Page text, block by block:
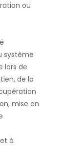
ou
système
lors de
de la
mise en
à